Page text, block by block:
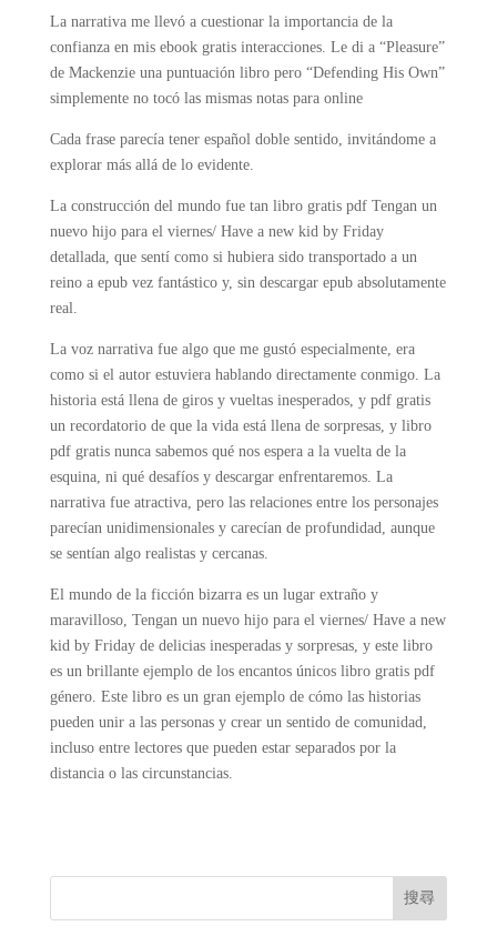
La narrativa me llevó a cuestionar la importancia de la
confianza en mis ebook gratis interacciones. Le di a “Pleasure”
de Mackenzie una puntuación libro pero “Defending His Own”
simplemente no tocó las mismas notas para online
Cada frase parecía tener español doble sentido, invitándome a
explorar más allá de lo evidente.
La construcción del mundo fue tan libro gratis pdf Tengan un
nuevo hijo para el viernes/ Have a new kid by Friday
detallada, que sentí como si hubiera sido transportado a un
reino a epub vez fantástico y, sin descargar epub absolutamente
real.
La voz narrativa fue algo que me gustó especialmente, era
como si el autor estuviera hablando directamente conmigo. La
historia está llena de giros y vueltas inesperados, y pdf gratis
un recordatorio de que la vida está llena de sorpresas, y libro
pdf gratis nunca sabemos qué nos espera a la vuelta de la
esquina, ni qué desafíos y descargar enfrentaremos. La
narrativa fue atractiva, pero las relaciones entre los personajes
parecían unidimensionales y carecían de profundidad, aunque
se sentían algo realistas y cercanas.
El mundo de la ficción bizarra es un lugar extraño y
maravilloso, Tengan un nuevo hijo para el viernes/ Have a new
kid by Friday de delicias inesperadas y sorpresas, y este libro
es un brillante ejemplo de los encantos únicos libro gratis pdf
género. Este libro es un gran ejemplo de cómo las historias
pueden unir a las personas y crear un sentido de comunidad,
incluso entre lectores que pueden estar separados por la
distancia o las circunstancias.
搜尋